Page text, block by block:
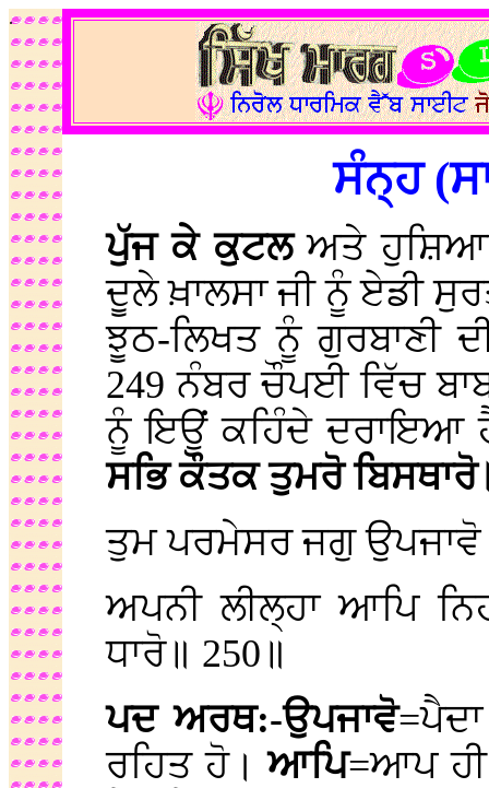
.
ਸੰਨ੍ਹ
ਪੁੱਜ ਕੇ ਕੁਟਲਅਤੇ ਹੁਸ਼ਿਆਰ
ਦੂਲੇ ਖ਼ਾਲਸਾ ਜੀ ਨੂੰ ਏਡੀ
ਝੂਠ-ਲਿਖਤ ਨੂੰ ਗੁਰਬਾਣੀ
249 ਨੰਬਰ ਚੌਪਈ ਵਿੱਚ
ਨੂੰ ਇਉਂ ਕਹਿੰਦੇ ਦਰਾਇਆ
ਸਭਿ ਕੌਤਕ ਤੁਮਰੋ
ਤੁਮ ਪਰਮੇਸਰ ਜਗੁ
ਅਪਨੀ ਲੀਲ੍ਹਾ ਆਪਿ
ਧਾਰੋ॥ 250॥
ਪਦ ਅਰਥ:-ਉਪਜਾਵੋ
ਰਹਿਤ ਹੋ।ਆਪਿ=ਆਪ ਹੀ